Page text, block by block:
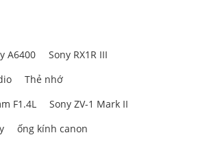
A6400
Sony RX1R III
Thẻ nhớ
F1.4L
Sony ZV-1 Mark II
ống kính canon